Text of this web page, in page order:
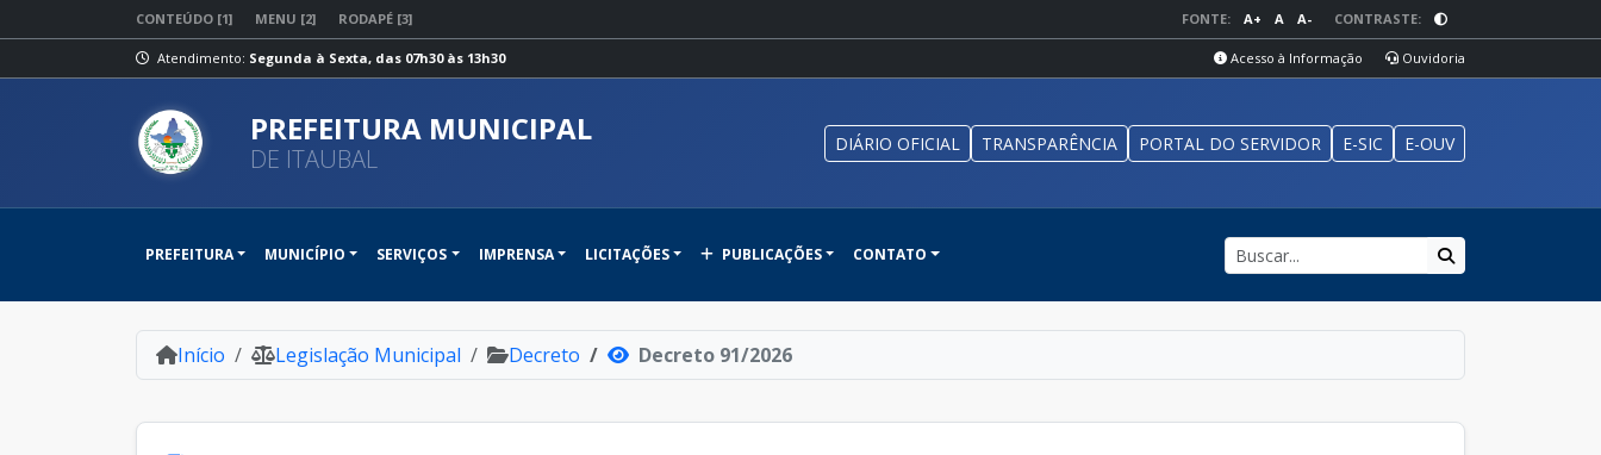
CONTEÚDO [1] MENU [2] RODAPÉ [3] FONTE: A+ A A- CONTRASTE:
Atendimento: Segunda à Sexta, das 07h30 às 13h30 Acesso à Informação Ouvidoria
PREFEITURA MUNICIPAL
DE ITAUBAL DIÁRIO OFICIAL TRANSPARÊNCIA PORTAL DO SERVIDOR E-SIC E-OUV
PREFEITURA MUNICÍPIO SERVIÇOS IMPRENSA LICITAÇÕES PUBLICAÇÕES CONTATO
Início Legislação Municipal Decreto Decreto 91/2026